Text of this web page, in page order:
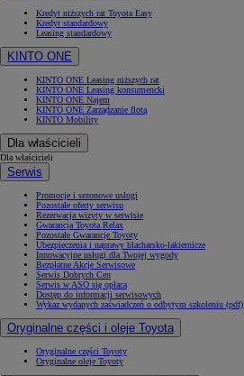
Kredyt niższych rat Toyota Easy
Kredyt standardowy
Leasing standardowy
KINTO ONE
KINTO ONE Leasing niższych rat
KINTO ONE Leasing konsumencki
KINTO ONE Najem
KINTO ONE Zarządzanie flotą
KINTO Mobility
Dla właścicieli
Dla właścicieli
Serwis
Promocje i sezonowe usługi
Pozostałe oferty serwisu
Rezerwacja wizyty w serwisie
Gwarancja Toyota Relax
Pozostałe Gwarancje Toyoty
Ubezpieczenia i naprawy blacharsko-lakiernicze
Innowacyjne usługi dla Twojej wygody
Bezpłatne Akcje Serwisowe
Serwis Dobrych Cen
Serwis w ASO się opłaca
Dostęp do informacji serwisowych
Wykaz wydanych zaświadczeń o odbytym szkoleniu (pdf)
Oryginalne części i oleje Toyota
Oryginalne części Toyoty
Oryginalne oleje Toyoty